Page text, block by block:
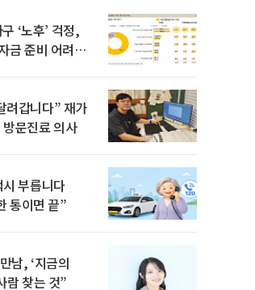
‘노후’ 걱정,
금 준비 어려
려갑니다” 재가
문진료 의사
부릅니다
통이면 끝”
남, ‘지금의
람 찾는 것”